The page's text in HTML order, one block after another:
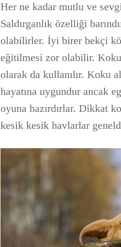
Her ne kadar mutlu ve
Saldırganlık özelliği
olabilirler. İyi birer bekçi
eğitilmesi zor olabilir.
olarak da kullanılır. Koku
hayatına uygundur ancak
oyuna hazırdırlar. Dikkat
kesik kesik havlarlar